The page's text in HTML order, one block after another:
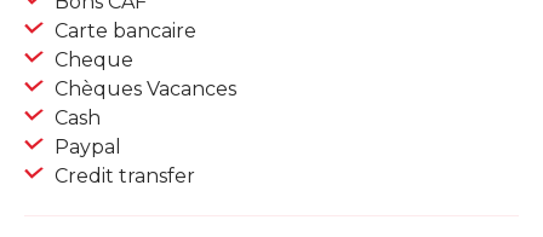
Carte bancaire
Cheque
Chèques Vacances
Cash
Paypal
Credit transfer